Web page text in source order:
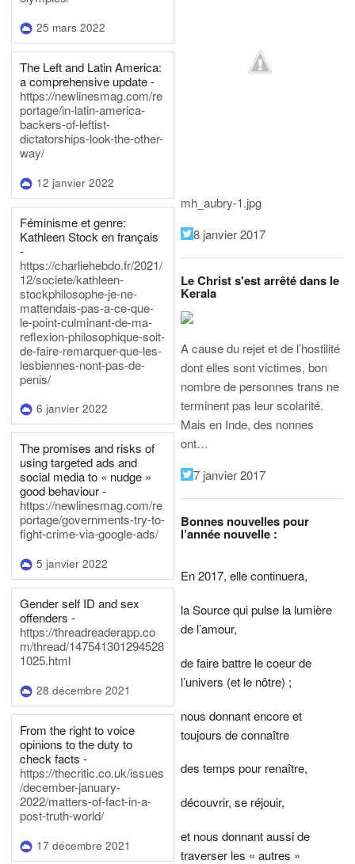
25 mars 2022
The Left and Latin America:
a comprehensive update -
https://newlinesmag.com/re
portage/in-latin-america-
backers-of-leftist-
dictatorships-look-the-other-
way/
12 janvier 2022
Féminisme et genre:
Kathleen Stock en français
-
https://charliehebdo.fr/2021/
12/societe/kathleen-
stockphilosophe-je-ne-
mattendais-pas-a-ce-que-
le-point-culminant-de-ma-
reflexion-philosophique-soit-
de-faire-remarquer-que-les-
lesbiennes-nont-pas-de-
penis/
6 janvier 2022
The promises and risks of
using targeted ads and
social media to « nudge »
good behaviour -
https://newlinesmag.com/re
portage/governments-try-to-
fight-crime-via-google-ads/
5 janvier 2022
Gender self ID and sex
offenders -
https://threadreaderapp.co
m/thread/147541301294528
1025.html
28 décembre 2021
From the right to voice
opinions to the duty to
check facts -
https://thecritic.co.uk/issues
/december-january-
2022/matters-of-fact-in-a-
post-truth-world/
17 décembre 2021
mh_aubry-1.jpg
8 janvier 2017
Le Christ s'est arrêté dans le
Kerala
A cause du rejet et de l’hostilité
dont elles sont victimes, bon
nombre de personnes trans ne
terminent pas leur scolarité.
Mais en Inde, des nonnes
ont…
7 janvier 2017
Bonnes nouvelles pour
l’année nouvelle :
En 2017, elle continuera,
la Source qui pulse la lumière
de l’amour,
de faire battre le coeur de
l’univers (et le nôtre) ;
nous donnant encore et
toujours de connaître
des temps pour renaître,
découvrir, se réjouir,
et nous donnant aussi de
traverser les « autres »